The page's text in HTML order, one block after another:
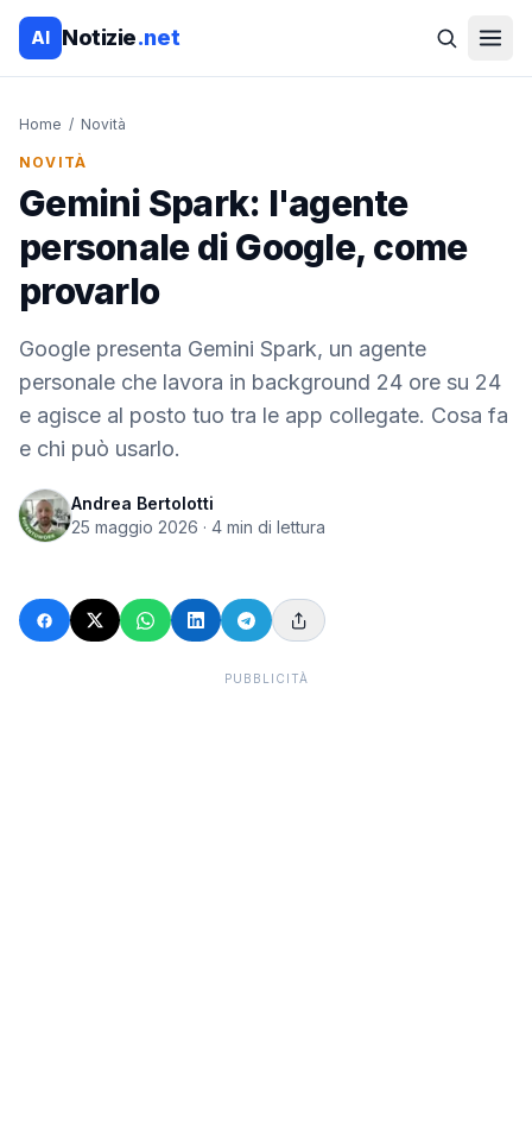
AI Notizie.net
Home / Novità
NOVITÀ
Gemini Spark: l'agente
personale di Google, come
provarlo
Google presenta Gemini Spark, un agente
personale che lavora in background 24 ore su 24
e agisce al posto tuo tra le app collegate. Cosa fa
e chi può usarlo.
Andrea Bertolotti
25 maggio 2026 · 4 min di lettura
PUBBLICITÀ